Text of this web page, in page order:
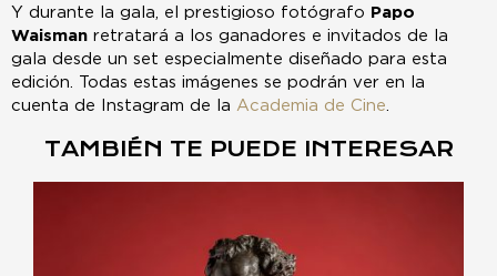
Y durante la gala, el prestigioso fotógrafo Papo
Waisman retratará a los ganadores e invitados de la
gala desde un set especialmente diseñado para esta
edición. Todas estas imágenes se podrán ver en la
cuenta de Instagram de la Academia de Cine
TAMBIÉN TE PUEDE INTERESAR